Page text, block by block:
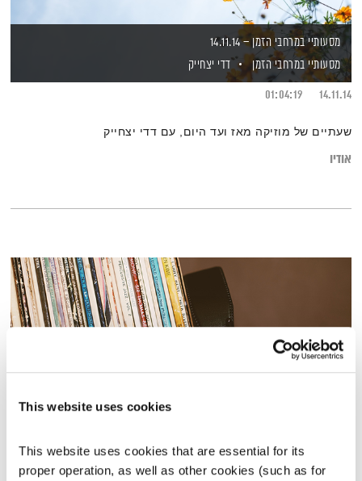
This website uses cookies
This website uses cookies that are essential for its
proper operation, as well as other cookies (such as for
מסעותיי במרחבי הזמן – 14.11.14
מסעותיי במרחבי הזמן
דדי יצחייק
14.11.14
01:04:19
שעתיים של מוזיקה מאז ועד היום, עם דדי יצחייק
אודיו
כל יום מחדש
אמיר פרי